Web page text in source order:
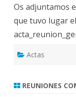
t
d
e
l
ó
n
Os adjuntamos
que tuvo lugar
Actas
REUNIONES